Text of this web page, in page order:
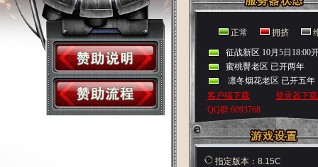
正常 拥挤
指定版本：8.15C